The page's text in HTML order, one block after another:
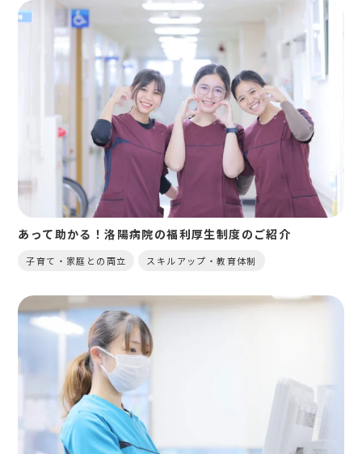
あって助かる！洛陽病院の福利厚生制度のご紹介
子育て・家庭との両立 スキルアップ・教育体制